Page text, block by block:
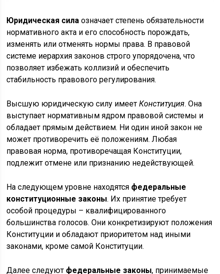
Юридическая сила означает степень обязательности
нормативного акта и его способность порождать,
изменять или отменять нормы права. В правовой
системе иерархия законов строго упорядочена, что
позволяет избежать коллизий и обеспечить
стабильность правового регулирования.
Высшую юридическую силу имеетКонституция. Она
выступает нормативным ядром правовой системы и
обладает прямым действием. Ни один иной закон не
может противоречить её положениям. Любая
правовая норма, противоречащая Конституции,
подлежит отмене или признанию недействующей.
На следующем уровне находятся федеральные
конституционные законы. Их принятие требует
особой процедуры – квалифицированного
большинства голосов. Они конкретизируют положения
Конституции и обладают приоритетом над иными
законами, кроме самой Конституции.
Далее следуют федеральные законы, принимаемые